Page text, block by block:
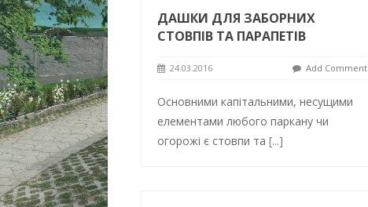
ДАШКИ ДЛЯ ЗАБОРНИХ
СТОВПІВ ТА ПАРАПЕТІВ
24.03.2016 Add Comment
Основними капітальними, несущими
елементами любого паркану чи
огорожі є стовпи та [...]